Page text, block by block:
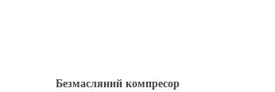
Безмасляний компресор